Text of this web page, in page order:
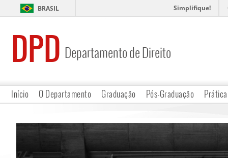
BRASIL Simplifique!
DPD Departamento de Direito
Início O Departamento Graduação Pós-Graduação